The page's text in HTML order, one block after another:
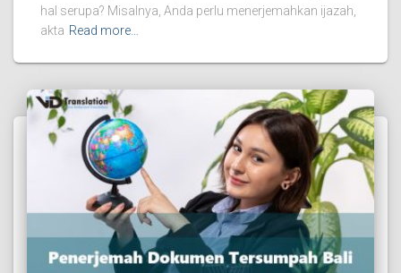
hal serupa? Misalnya, Anda perlu menerjemahkan ijazah,
akta Read more…